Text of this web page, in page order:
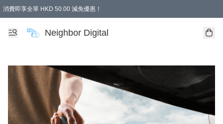
消費即享全單 HKD 50.00 減免優惠！
Neighbor Digital